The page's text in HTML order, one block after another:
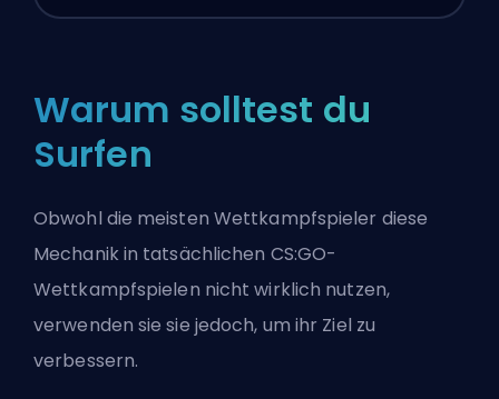
Warum solltest du
Surfen
Obwohl die meisten Wettkampfspieler diese
Mechanik in tatsächlichen CS:GO-
Wettkampfspielen nicht wirklich nutzen,
verwenden sie sie jedoch, um ihr Ziel zu
verbessern.